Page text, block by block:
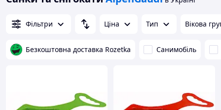
Фільтри Ціна Тип Вікова
Безкоштовна доставка Rozetka Санимобіль